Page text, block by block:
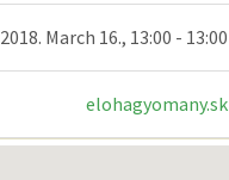
2018. March 16., 13:00 - 13:00
elohagyomany.sk